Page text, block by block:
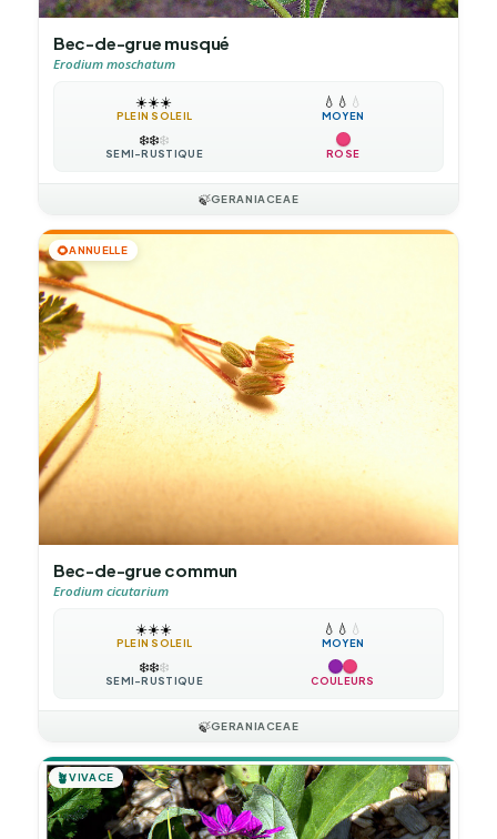
Bec-de-grue musqué
Erodium moschatum
☀️☀️☀️
PLEIN SOLEIL
💧 💧 💧
MOYEN
❄️❄️❄️
SEMI-RUSTIQUE ROSE
🍃GERANIACEAE
🌻ANNUELLE
Bec-de-grue commun
Erodium cicutarium
☀️☀️☀️
PLEIN SOLEIL
💧 💧 💧
MOYEN
❄️❄️❄️
SEMI-RUSTIQUE COULEURS
🍃GERANIACEAE
🪴VIVACE